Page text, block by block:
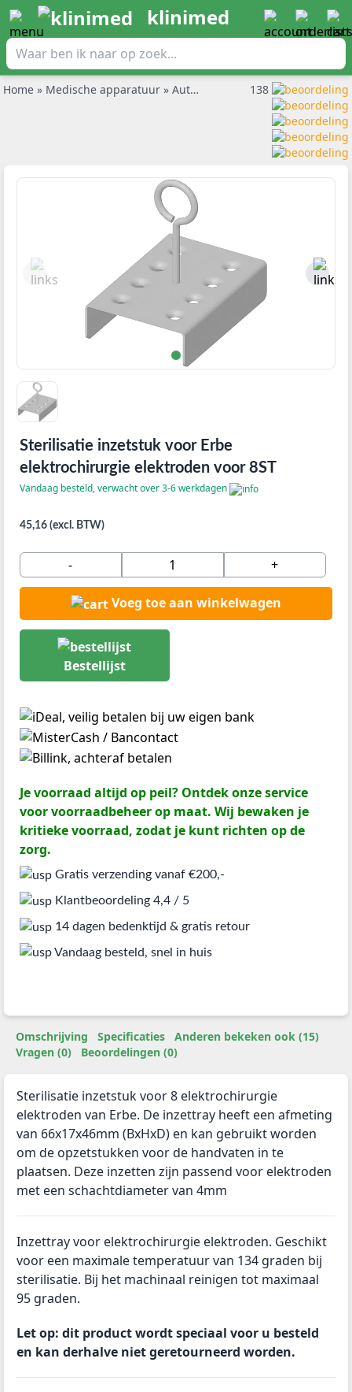
klinimed
Home » Medische apparatuur » Autoclaaf S Klasse »Sterilisatie
138
Sterilisatie inzetstuk voor Erbe
elektrochirurgie elektroden voor 8ST
Vandaag besteld, verwacht over 3-6 werkdagen
45,16 (excl. BTW)
- +
Voeg toe aan winkelwagen
Bestellijst
Je voorraad altijd op peil? Ontdek onze service
voor voorraadbeheer op maat. Wij bewaken je
kritieke voorraad, zodat je kunt richten op de
zorg.
Gratis verzending vanaf €200,-
Klantbeoordeling 4,4 / 5
14 dagen bedenktijd & gratis retour
Vandaag besteld, snel in huis
Omschrijving Specificaties
Anderen bekeken ook (15)
Vragen (0)
Beoordelingen (0)
Sterilisatie inzetstuk voor 8 elektrochirurgie
elektroden van Erbe. De inzettray heeft een afmeting
van 66x17x46mm (BxHxD) en kan gebruikt worden
om de opzetstukken voor de handvaten in te
plaatsen. Deze inzetten zijn passend voor elektroden
met een schachtdiameter van 4mm
Inzettray voor elektrochirurgie elektroden. Geschikt
voor een maximale temperatuur van 134 graden bij
sterilisatie. Bij het machinaal reinigen tot maximaal
95 graden.
Let op: dit product wordt speciaal voor u besteld
en kan derhalve niet geretourneerd worden.